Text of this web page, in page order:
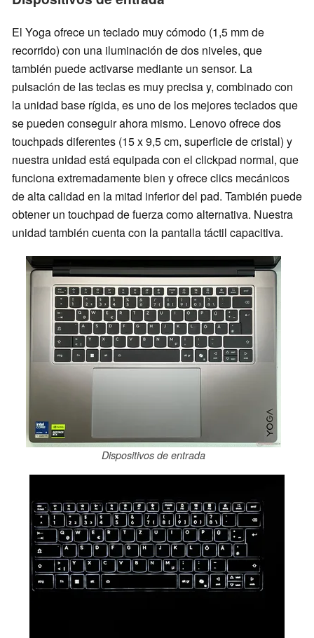
El Yoga ofrece un teclado muy cómodo (1,5 mm de
recorrido) con una iluminación de dos niveles, que
también puede activarse mediante un sensor. La
pulsación de las teclas es muy precisa y, combinado con
la unidad base rígida, es uno de los mejores teclados que
se pueden conseguir ahora mismo. Lenovo ofrece dos
touchpads diferentes (15 x 9,5 cm, superficie de cristal) y
nuestra unidad está equipada con el clickpad normal, que
funciona extremadamente bien y ofrece clics mecánicos
de alta calidad en la mitad inferior del pad. También puede
obtener un touchpad de fuerza como alternativa. Nuestra
unidad también cuenta con la pantalla táctil capacitiva.
Dispositivos de entrada